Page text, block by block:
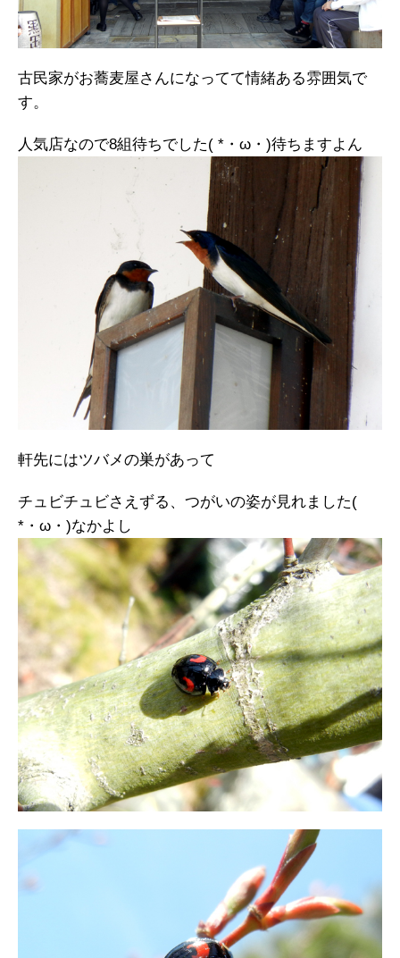
古民家がお蕎麦屋さんになってて情緒ある雰囲気で
す。
人気店なので8組待ちでした( *・ω・)待ちますよん
軒先にはツバメの巣があって
チュビチュビさえずる、つがいの姿が見れました(
*・ω・)なかよし